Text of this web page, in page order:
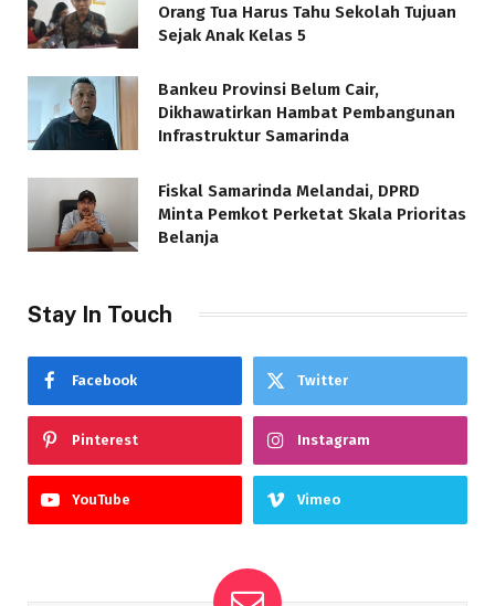
Orang Tua Harus Tahu Sekolah Tujuan
Sejak Anak Kelas 5
Bankeu Provinsi Belum Cair,
Dikhawatirkan Hambat Pembangunan
Infrastruktur Samarinda
Fiskal Samarinda Melandai, DPRD
Minta Pemkot Perketat Skala Prioritas
Belanja
Stay In Touch
Facebook Twitter
Pinterest Instagram
YouTube Vimeo